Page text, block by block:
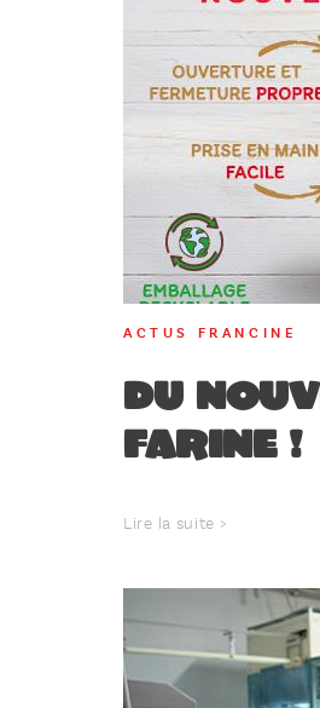
ACTUS FRANCINE
DU
FARINE !
Lire la suite >